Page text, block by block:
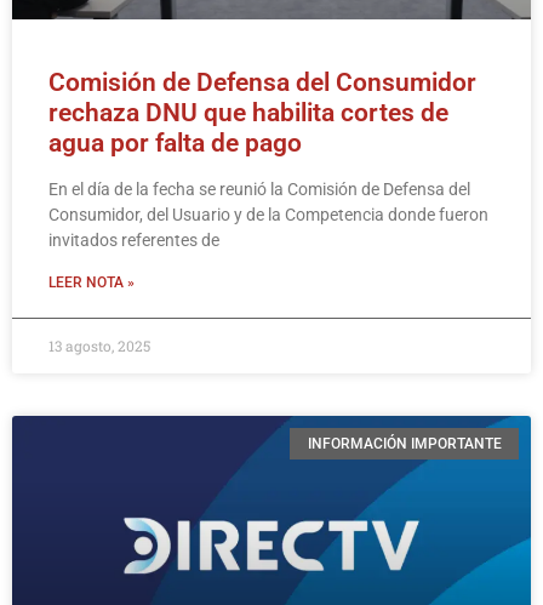
Comisión de Defensa del Consumidor
rechaza DNU que habilita cortes de
agua por falta de pago
En el día de la fecha se reunió la Comisión de Defensa del
Consumidor, del Usuario y de la Competencia donde fueron
invitados referentes de
LEER NOTA »
13 agosto, 2025
INFORMACIÓN IMPORTANTE